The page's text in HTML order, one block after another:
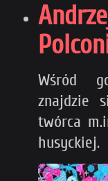
Wśród
znajdzie
twórca
husyckiej.